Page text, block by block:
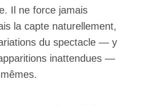
Il ne force jamais
la capte naturellement,
du spectacle — y
inattendues —